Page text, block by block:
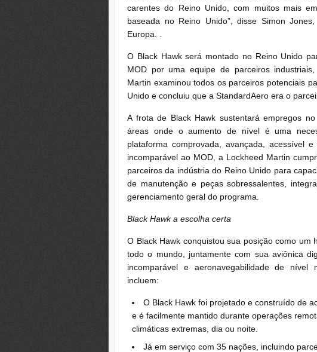
carentes do Reino Unido, com muitos mais
baseada no Reino Unido”, disse Simon
Europa. .
O Black Hawk será montado no Reino Unido
MOD por uma equipe de parceiros
Martin examinou todos os parceiros potenciais
Unido e concluiu que a StandardAero era o
A frota de Black Hawk sustentará empregos
áreas onde o aumento de nível é uma
plataforma comprovada, avançada, acessível
incomparável ao MOD, a Lockheed Martin
parceiros da indústria do Reino Unido para
de manutenção e peças sobressalentes,
gerenciamento geral do programa.
Black Hawk a escolha certa
O Black Hawk conquistou sua posição como um
todo o mundo, juntamente com sua aviônica
incomparável e aeronavegabilidade de nível
incluem:
O Black Hawk foi projetado e construído de
e é facilmente mantido durante operações
climáticas extremas, dia ou noite.
Já em serviço com 35 nações, incluindo